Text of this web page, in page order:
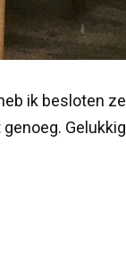
ik besloten ze
Gelukkig